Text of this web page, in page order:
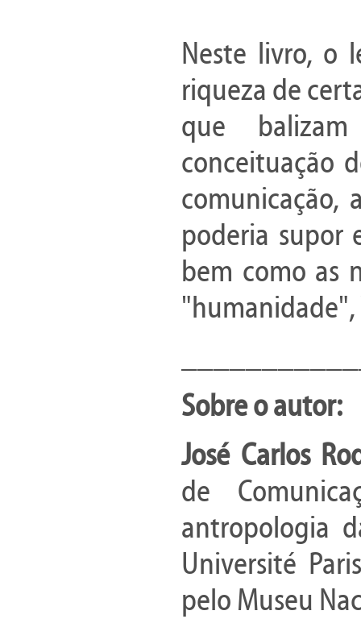
Neste livro, o
riqueza de
que
conceituação
comunicação,
poderia supor
bem como as
Sobre o autor:
José Carlos
de
antropologia
Université
pelo Museu